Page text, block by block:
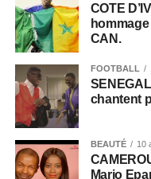
COTE
CAN.
FOOTBALL
chantent
BEAUTÉ 10
Mario